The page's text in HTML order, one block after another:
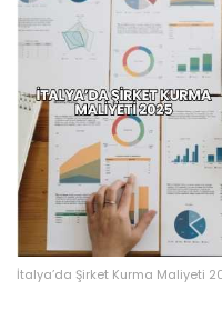
İtalya’da Şirket Kurma Maliyeti